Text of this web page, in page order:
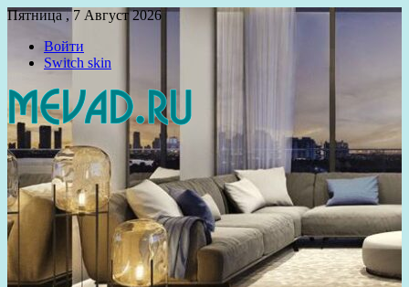
Пятница , 7 Август 2026
Войти
Switch skin